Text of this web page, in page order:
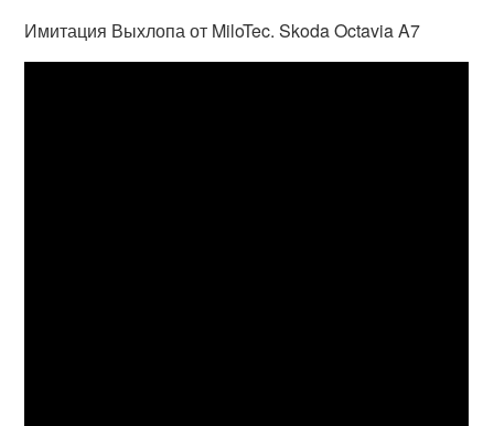
Имитация Выхлопа от MiloTec. Skoda Octavia A7